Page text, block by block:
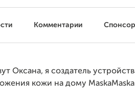
Комментарии
Оксана, я создатель
кожи на дому